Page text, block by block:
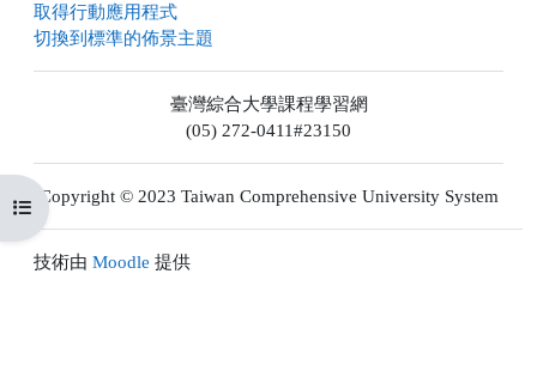
開啟課程索引
取得行動應用程式
切換到標準的佈景主題
臺灣綜合大學課程學習網
(05) 272-0411#23150
Copyright © 2023 Taiwan Comprehensive University System
技術由 Moodle 提供